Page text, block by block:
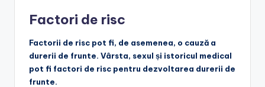
Factori de risc
Factorii de risc pot fi, de asemenea, o cauză a
durerii de frunte. Vârsta, sexul și istoricul medical
pot fi factori de risc pentru dezvoltarea durerii de
frunte.